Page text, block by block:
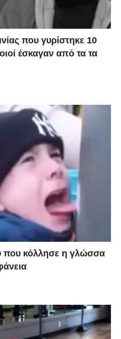
που γυρίστηκε 10
έσκαγαν από τα τα
που κόλλησε η γλώσσα